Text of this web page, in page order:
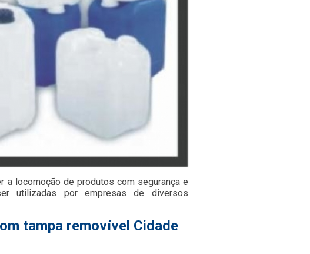
locomoção de produtos com segurança e
utilizadas por empresas de diversos
tampa removível Cidade